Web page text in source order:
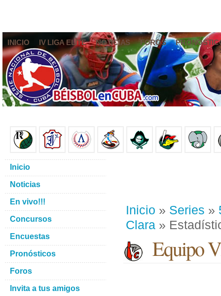
INICIO IV LIGA ELITE NOTICIAS FOROS
Inicio » Series »
Clara »
Equipo
Inicio
Noticias
En vivo!!!
Concursos
Encuestas
Pronósticos
Foros
Invita a tus amigos